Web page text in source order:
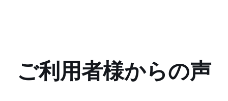
ご利用者様からの声